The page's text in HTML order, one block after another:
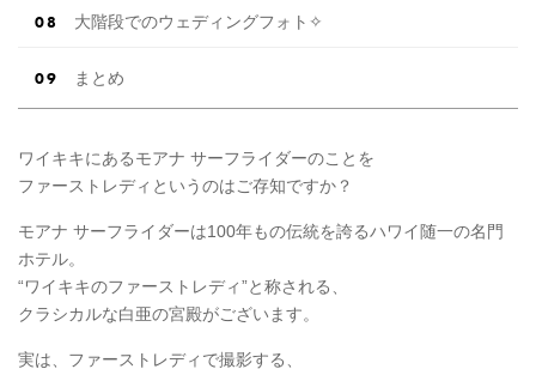
大階段でのウェディングフォト✧
まとめ
ワイキキにあるモアナ サーフライダーのことを
ファーストレディというのはご存知ですか？
モアナ サーフライダーは100年もの伝統を誇るハワイ随一の名門
ホテル。
“ワイキキのファーストレディ”と称される、
クラシカルな白亜の宮殿がございます。
実は、ファーストレディで撮影する、